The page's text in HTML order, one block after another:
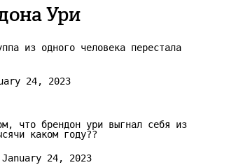
Ури
из одного человека перестала
24, 2023
что брендон ури выгнал себя из
каком году??
January 24, 2023